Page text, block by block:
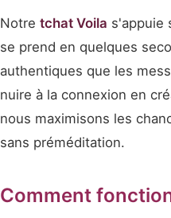
Notre tchat Voila s'appuie
se prend en quelques
authentiques que les
nuire à la connexion en
nous maximisons les
sans préméditation.
Comment